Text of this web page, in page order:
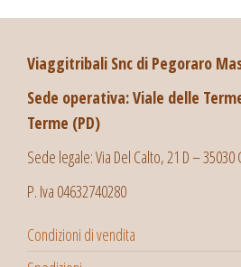
Viaggitribali Snc di Pegoraro
Sede operativa: Viale delle
Terme (PD)
Sede legale: Via Del Calto, 21 D – 35030
P. Iva 04632740280
Condizioni di vendita